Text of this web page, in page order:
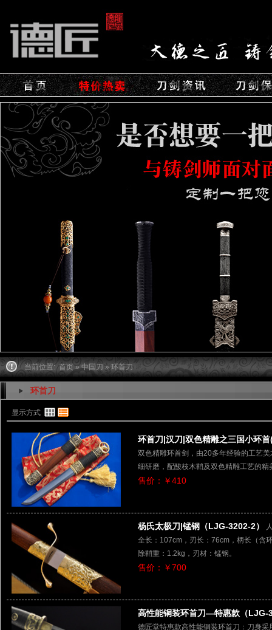
当前位置: 首页»中国刀 » 环首刀
环首刀
显示方式
环首刀|汉刀|双色精雕之三国小环
双色精雕环首剑，由20多年经验的工艺
细研磨，配酸枝木鞘及双色精雕工艺的
售价：￥410
杨氏太极刀|锰钢（LJG-3202-2）
全长：107cm，刃长：76cm，柄长（含
除鞘重：1.2kg，刃材：锰钢。
售价：￥700
高性能铜装环首刀—特惠款（LJG-
德匠堂特惠款高性能铜装环首刀：刀身